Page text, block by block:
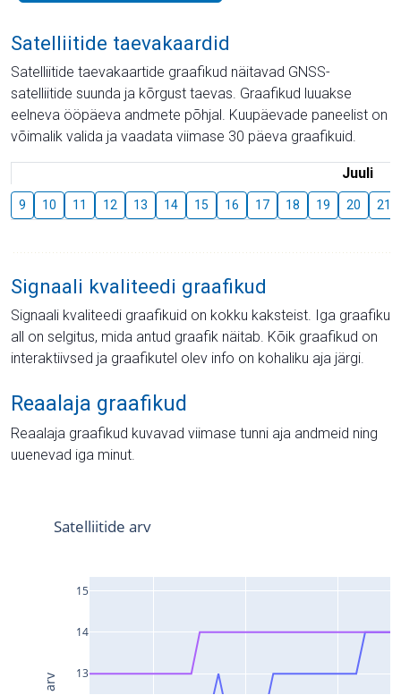
Satelliitide taevakaardid
Satelliitide taevakaartide graafikud näitavad GNSS-
satelliitide suunda ja kõrgust taevas. Graafikud luuakse
eelneva ööpäeva andmete põhjal. Kuupäevade paneelist on
võimalik valida ja vaadata viimase 30 päeva graafikuid.
Juuli
9 10 11 12 13 14 15 16 17 18 19 20 21
Signaali kvaliteedi graafikud
Signaali kvaliteedi graafikuid on kokku kaksteist. Iga graafiku
all on selgitus, mida antud graafik näitab. Kõik graafikud on
interaktiivsed ja graafikutel olev info on kohaliku aja järgi.
Reaalaja graafikud
Reaalaja graafikud kuvavad viimase tunni aja andmeid ning
uuenevad iga minut.